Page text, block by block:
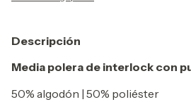
Descripción
Media polera de interlock con
50% algodón | 50% poliéster